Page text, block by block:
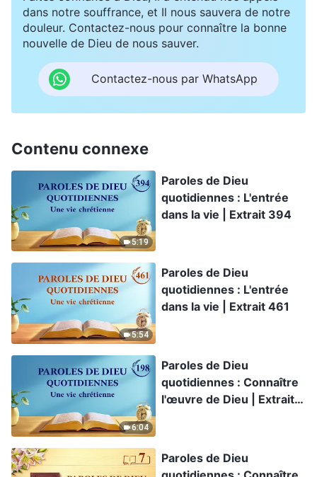
dans notre souffrance, et Il nous sauvera de notre
douleur. Contactez-nous pour connaître la bonne
nouvelle de Dieu de nous sauver.
Contactez-nous par WhatsApp
Contenu connexe
5:19
Paroles de Dieu
quotidiennes : L'entrée
dans la vie | Extrait 394
5:54
Paroles de Dieu
quotidiennes : L'entrée
dans la vie | Extrait 461
6:04
Paroles de Dieu
quotidiennes : Connaître
l'œuvre de Dieu | Extrait
Paroles de Dieu